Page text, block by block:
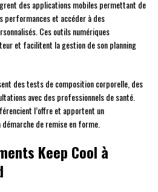
des applications mobiles permettant de
performances et accéder à des
Ces outils numériques
et facilitent la gestion de son planning
des tests de composition corporelle, des
avec des professionnels de santé.
l’offre et apportent un
de remise en forme.
Keep Cool à